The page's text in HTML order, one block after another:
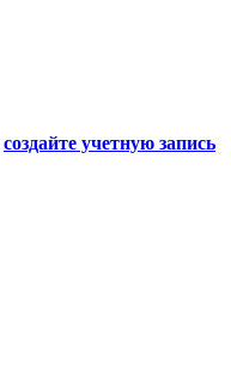
создайте учетную запись